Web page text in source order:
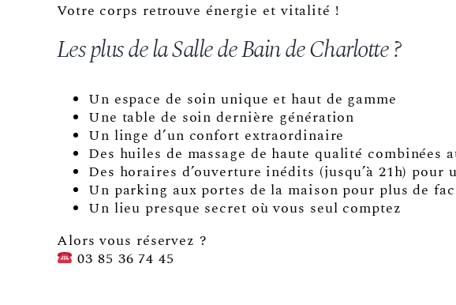
Votre corps retrouve énergie et vitalité !
Les plus de la Salle de Bain de Charlotte ?
Un espace de soin unique et haut de gamme
Une table de soin dernière génération
Un linge d’un confort extraordinaire
Des huiles de massage de haute qualité combinées
Des horaires d’ouverture inédits (jusqu’à 21h)
Un parking aux portes de la maison pour plus de
Un lieu presque secret où vous seul comptez
Alors vous réservez ?
03 85 36 74 45